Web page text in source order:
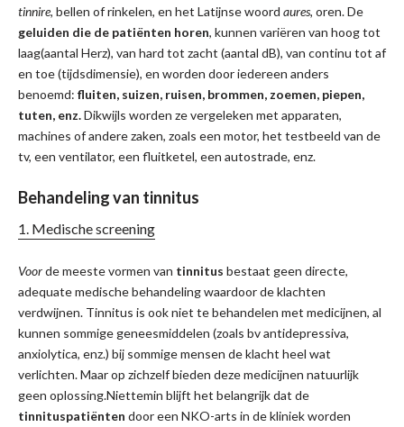
tinnire, bellen of rinkelen, en het Latijnse woord aures, oren. De
geluiden die de patiënten horen, kunnen variëren van hoog tot
laag(aantal Herz), van hard tot zacht (aantal dB), van continu tot af
en toe (tijdsdimensie), en worden door iedereen anders
benoemd: fluiten, suizen, ruisen, brommen, zoemen, piepen,
tuten, enz.Dikwijls worden ze vergeleken met apparaten,
machines of andere zaken, zoals een motor, het testbeeld van de
tv, een ventilator, een fluitketel, een autostrade, enz.
Behandeling van tinnitus
Medische screening
Voorde meeste vormen van tinnitus bestaat geen directe,
adequate medische behandeling waardoor de klachten
verdwijnen. Tinnitus is ook niet te behandelen met medicijnen, al
kunnen sommige geneesmiddelen (zoals bv antidepressiva,
anxiolytica, enz.) bij sommige mensen de klacht heel wat
verlichten. Maar op zichzelf bieden deze medicijnen natuurlijk
geen oplossing.Niettemin blijft het belangrijk dat de
tinnituspatiënten door een NKO-arts in de kliniek worden